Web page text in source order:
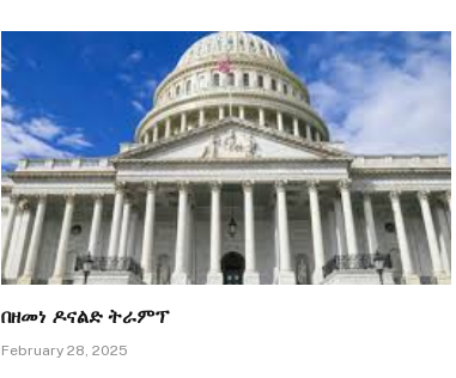
በዘመነ ዶናልድ ትራምፕ
February 28, 2025